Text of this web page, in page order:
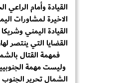
القيادة وأمام
الاخيرة لمشاورات
القيادة اليمني
القضايا التي ينتصر
فمهمة القتال
وليست مهمة
الشمال تحرير